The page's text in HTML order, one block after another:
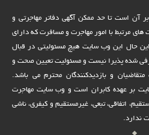
آن است تا حد ممکن آگهی دفاتر مهاجرتی و
مرتبط با امور مهاجرت و مسافرت که دارای
این حال این وب سایت هیچ مسئولیتی در قبال
شده پذیرا نیست و مسئولیت تعیین صحت و
و بازدیدکنندگان محترم می باشد.
بر عهده کابران است و وب سایت مهاجرت
اتفاقى، تبعى، غیرمستقیم و کیفرى، ناشى
ندارد.